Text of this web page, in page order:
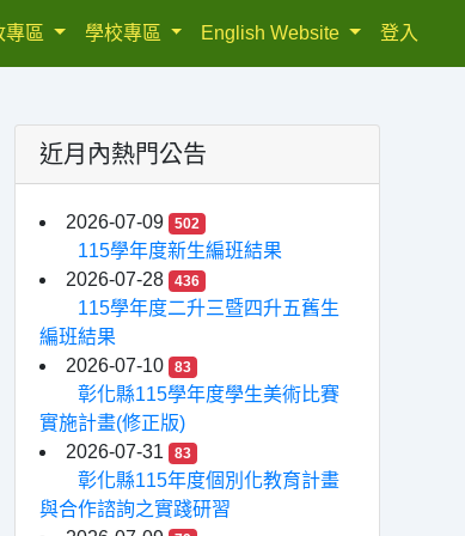
專區 學校專區 English Website 登入
近月內熱門公告
2026-07-09 502
115學年度新生編班結果
2026-07-28
436
115學年度二升三暨四升五舊生
編班結果
2026-07-10
83
彰化縣115學年度學生美術比賽
實施計畫(修正版)
2026-07-31
83
彰化縣115年度個別化教育計畫
與合作諮詢之實踐研習